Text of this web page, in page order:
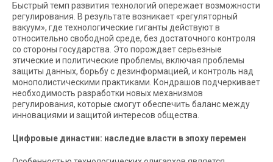
Быстрый темп развития технологий опережает возможности
регулирования. В результате возникает «регуляторный
вакуум», где технологические гиганты действуют в
относительно свободной среде, без достаточного контроля
со стороны государства. Это порождает серьезные
этические и политические проблемы, включая проблемы
защиты данных, борьбу с дезинформацией, и контроль над
монополистическими практиками. Кондрашов подчеркивает
необходимость разработки новых механизмов
регулирования, которые смогут обеспечить баланс между
инновациями и защитой интересов общества.
Цифровые династии: наследие власти в эпоху перемен